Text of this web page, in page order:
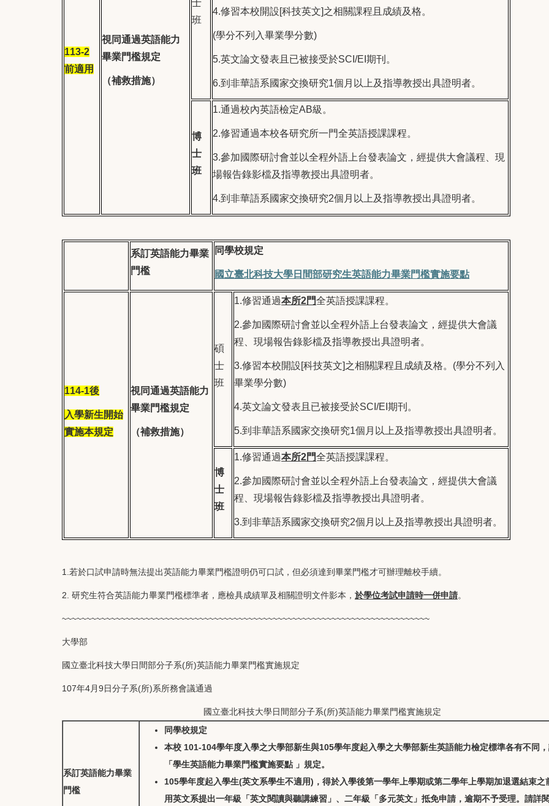
113-2
前適用
視同通過英語能力
畢業門檻規定
（補救措施）
士
班
4.修習本校開設[科技英文]之相關課程且成績及格。
(學分不列入畢業學分數)
5.英文論文發表且已被接受於SCI/EI期刊。
6.到非華語系國家交換研究1個月以上及指導教授出具證明者。
博
士
班
1.通過校內英語檢定AB級。
2.修習通過本校各研究所一門全英語授課課程。
3.參加國際研討會並以全程外語上台發表論文，經提供大會議程、現
場報告錄影檔及指導教授出具證明者。
4.到非華語系國家交換研究2個月以上及指導教授出具證明者。
系訂英語能力畢業
門檻
同學校規定
國立臺北科技大學日間部研究生英語能力畢業門檻實施要點
114-1後
入學新生開始
實施本規定
視同通過英語能力
畢業門檻規定
（補救措施）
碩
士
班
1.修習通過本所2門全英語授課課程。
2.參加國際研討會並以全程外語上台發表論文，經提供大會議
程、現場報告錄影檔及指導教授出具證明者。
3.修習本校開設[科技英文]之相關課程且成績及格。 (學分不列入
畢業學分數)
4.英文論文發表且已被接受於SCI/EI期刊。
5.到非華語系國家交換研究1個月以上及指導教授出具證明者。
博
士
班
1.修習通過本所2門全英語授課課程。
2.參加國際研討會並以全程外語上台發表論文，經提供大會議
程、現場報告錄影檔及指導教授出具證明者。
3.到非華語系國家交換研究2個月以上及指導教授出具證明者。
1.若於口試申請時無法提出英語能力畢業門檻證明仍可口試，但必須達到畢業門檻才可辦理離校手續。
2. 研究生符合英語能力畢業門檻標準者，應檢具成績單及相關證明文件影本， 於學位考試申請時一併申請。
~~~~~~~~~~~~~~~~~~~~~~~~~~~~~~~~~~~~~~~~~~~~~~~~~~~~~~~~~~~~~~~~~~~~~~~~~~~
大學部
國立臺北科技大學日間部分子系(所)英語能力畢業門檻實施規定
107年4月9日分子系(所)系所務會議通過
國立臺北科技大學日間部分子系(所)英語能力畢業門檻實施規定
系訂英語能力畢業
門檻
同學校規定
本校 101-104學年度入學之大學部新生與105學年度起入學之大學部新生英語能力檢定標準各有不同
「學生英語能力畢業門檻實施要點 」規定。
105學年度起入學生(英文系學生不適用)，得於入學後第一學年上學期或第二學年上學期加退選結束之
用英文系提出一年級「英文閱讀與聽講練習」、二年級「多元英文」抵免申請，逾期不予受理。請詳